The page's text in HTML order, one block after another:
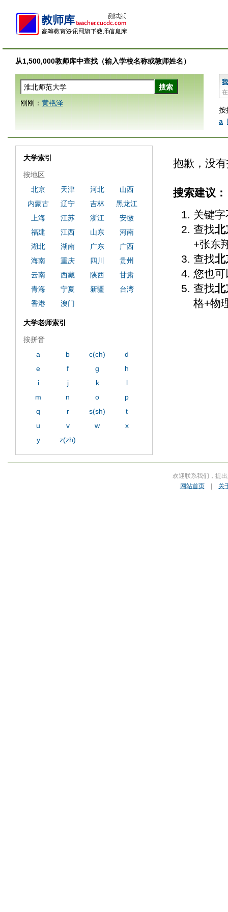
从1,500,000教师库中查找（输入学校名称或教师姓名）
按
a
刚刚： 黄艳泽
抱歉，没
搜索建议：
关键
查找北
+张东
查找北
您也
查找北
格+物
大学索引
按地区
北京
天津 河北
山西
内蒙古
辽宁 吉林
黑龙江
上海
江苏 浙江
安徽
福建
江西 山东
河南
湖北
湖南 广东
广西
海南
重庆 四川
贵州
云南
西藏 陕西
甘肃
青海
宁夏 新疆
台湾
香港
澳门
大学老师索引
按拼音
a
b c(ch)
d
e
f g
h
i
j k
l
m
n o
p
q
r s(sh)
t
u
v w
x
y
z(zh)
欢迎联系我们，提
网站首页| 关